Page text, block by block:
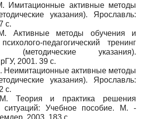
Имитационные активные методы
указания). Ярославль:
с.
Активные методы обучения и
педагогический тренинг
(методические указания).
2001. 39 с.
активные методы
указания). Ярославль:
с.
Теория и практика решения
ситуаций: Учебное пособие. М. -
2003. 183 с.